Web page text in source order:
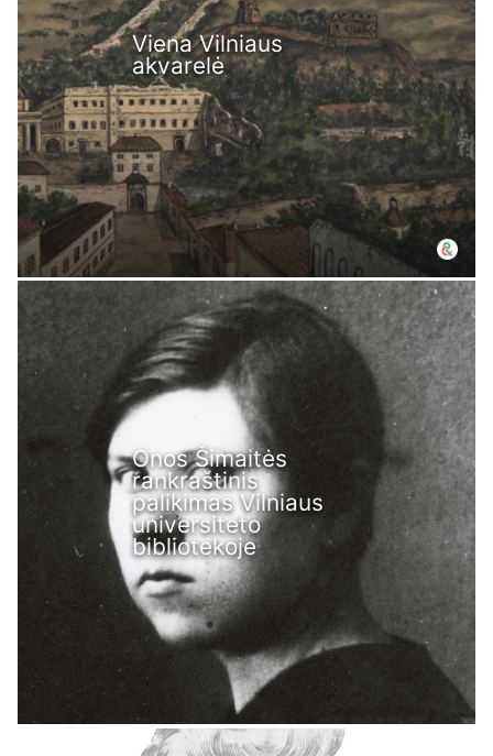
Viena Vilniaus
akvarelė
Onos Šimaitės
rankraštinis
palikimas Vilniaus
universiteto
bibliotekoje